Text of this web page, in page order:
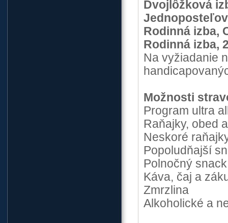
Dvojlôžková
Rodinná izba,
Rodinná izba,
Na vyžiadanie
Možnosti
Program ultra
Raňajky, obed
Neskoré
Popoludňajší
Polnočný snack
Káva, čaj a
Zmrzlina
Alkoholické a